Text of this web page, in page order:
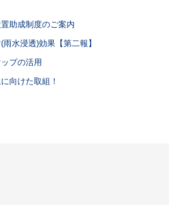
助成制度のご案内
水浸透)効果【第二報】
プの活用
向けた取組！